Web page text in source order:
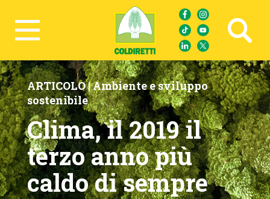
Ricerca avanzata
ARTICOLO |Ambiente e sviluppo
sostenibile
Clima, il 2019 il
terzo anno più
caldo di sempre